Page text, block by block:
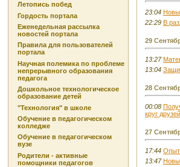
Летопись побед
Гордость портала
Еженедельная рассылка
новостей портала
Правила для пользователей
портала
Научная полемика по проблеме
непрерывного образования
педагога
Дошкольное технологическое
образование детей
"Технология" в школе
Обучение в педагогическом
колледже
Обучение в педагогическом
вузе
Родители - активные
помощники педагогов
23:04
22:29 В
29
13:27
13:04
28
00:08
круг
27
17:44 Опыт
13:47